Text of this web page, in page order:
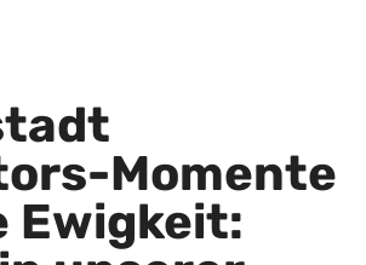
Momente
Ewigkeit: